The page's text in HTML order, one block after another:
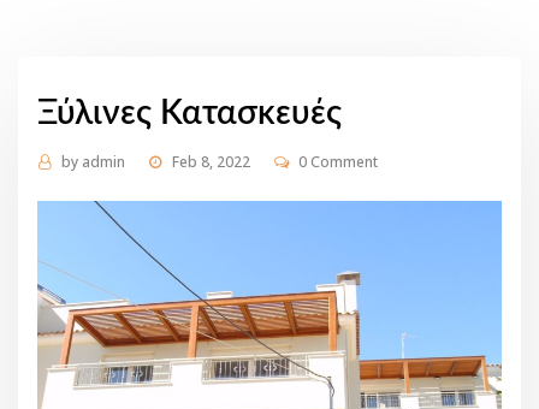
Ξύλινες Κατασκευές
by admin Feb 8, 2022 0 Comment